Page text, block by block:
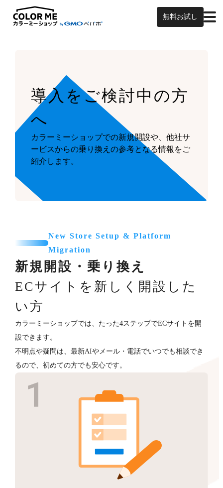
無料お試し
導入をご検討中の方
へ
カラーミーショップでの新規開設や、他社サ
ービスからの乗り換えの参考となる情報をご
紹介します。
New Store Setup & Platform
Migration
新規開設・乗り換え
ECサイトを新しく開設した
い方
カラーミーショップでは、たった4ステップでECサイトを開
設できます。
不明点や疑問は、最新AIやメール・電話でいつでも相談でき
るので、初めての方でも安心です。